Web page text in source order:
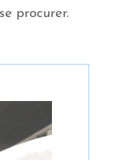
procurer.